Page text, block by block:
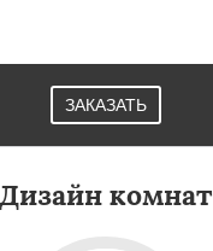
ЗАКАЗАТЬ
Дизайн комнат